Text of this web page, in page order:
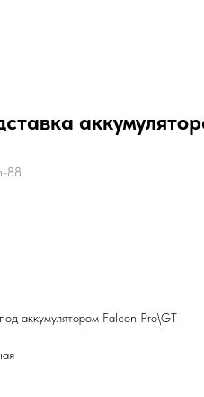
88
аккумулятором Falcon Pro\GT